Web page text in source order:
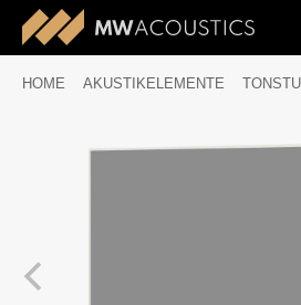
HOME AKUSTIKELEMENTE